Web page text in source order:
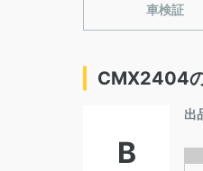
車検証
CMX2404
B
出